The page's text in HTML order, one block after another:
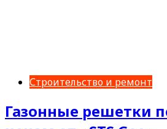
Строительство и ремонт
Газонные решетки